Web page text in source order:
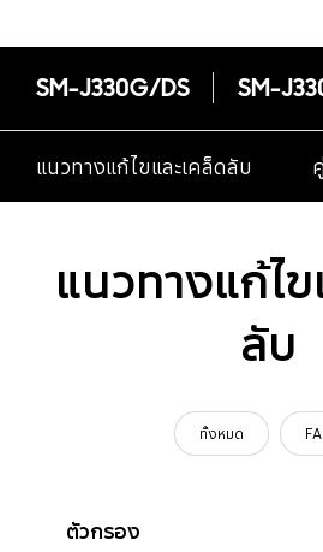
SM-J330G/DS SM-
แนวทางแก้ไขและเคล็ดลับ
แนวทางแก้ไ
ลับ
ทั้งหมด
ตัวกรอง